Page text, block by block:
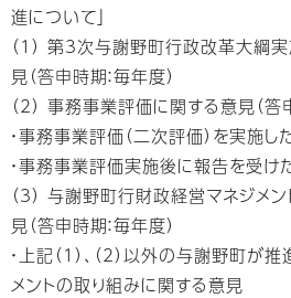
進について」
（1） 第3次与謝野町行政改革大綱
見（答申時期：毎年度）
（2） 事務事業評価に関する意見（答
・事務事業評価（二次評価）を実施
・事務事業評価実施後に報告を受け
（3） 与謝野町行財政経営マネジメ
見（答申時期：毎年度）
・上記（1）、（2）以外の与謝野町が
メントの取り組みに関する意見